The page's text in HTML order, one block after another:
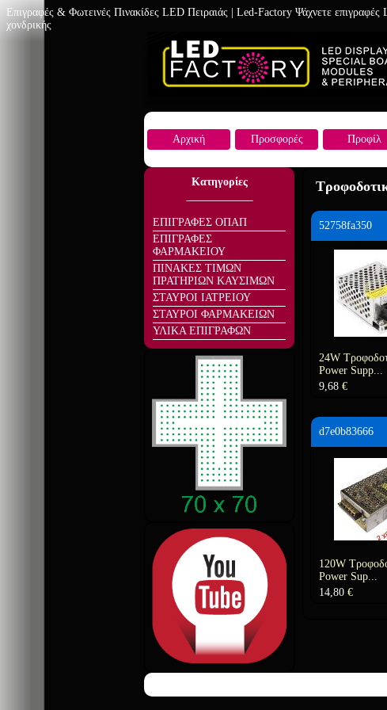
Επιγραφές & Φωτεινές Πινακίδες LED Πειραιάς | Led-Factory Ψάχνετε
χονδρικής
Αρχική Προσφορές Προφίλ
Κατηγορίες
ΕΠΙΓΡΑΦΕΣ ΟΠΑΠ
ΕΠΙΓΡΑΦΕΣ
ΦΑΡΜΑΚΕΙΟΥ
ΠΙΝΑΚΕΣ ΤΙΜΩΝ
ΠΡΑΤΗΡΙΩΝ ΚΑΥΣΙΜΩΝ
ΣΤΑΥΡΟΙ ΙΑΤΡΕΙΟΥ
ΣΤΑΥΡΟΙ ΦΑΡΜΑΚΕΙΩΝ
ΥΛΙΚΑ ΕΠΙΓΡΑΦΩΝ
52758fa350
24W
Power Supp...
9,68 €
d7e0b83666
120W
Power Sup...
14,80 €